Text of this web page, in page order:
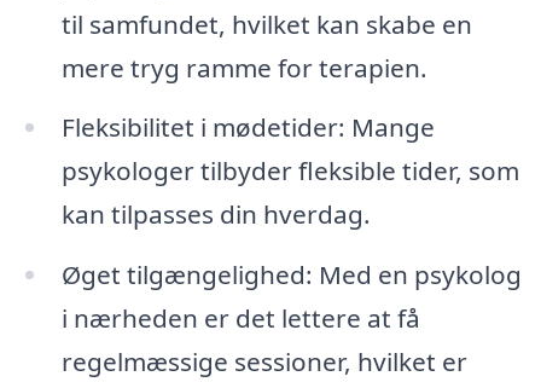
til samfundet, hvilket kan skabe en
mere tryg ramme for terapien.
Fleksibilitet i mødetider: Mange
psykologer tilbyder fleksible tider, som
kan tilpasses din hverdag.
Øget tilgængelighed: Med en psykolog
i nærheden er det lettere at få
regelmæssige sessioner, hvilket er